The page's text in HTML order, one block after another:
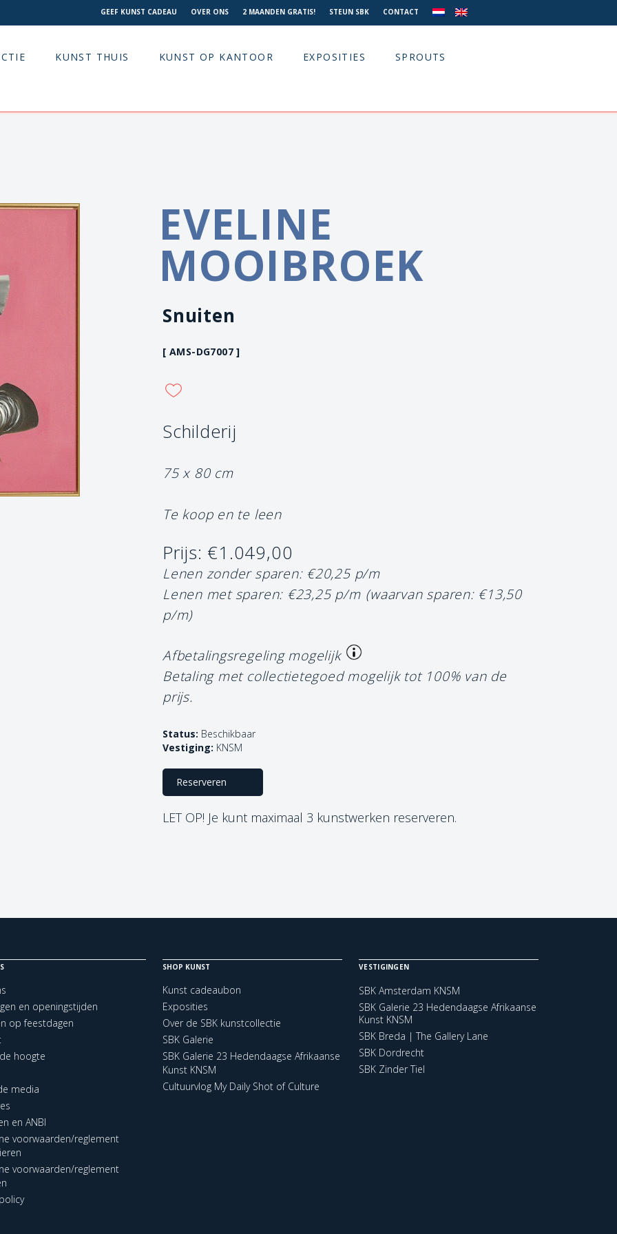
GEEF KUNST CADEAU OVER ONS 2 MAANDEN GRATIS! STEUN SBK CONTACT
KUNST THUIS KUNST OP KANTOOR EXPOSITIES SPROUTS
EVELINE
MOOIBROEK
Snuiten
[ AMS-DG7007 ]
Schilderij
75 x 80 cm
Te koop en te leen
Prijs: €1.049,00
Lenen zonder sparen: €20,25 p/m
Lenen met sparen: €23,25 p/m (waarvan sparen: €13,50
p/m)
Afbetalingsregeling mogelijk
Betaling met collectietegoed mogelijk tot 100% van de
prijs.
Status: Beschikbaar
Vestiging: KNSM
Reserveren
LET OP! Je kunt maximaal 3 kunstwerken reserveren.
en openingstijden
op feestdagen
hoogte
media
en ANBI
voorwaarden/reglement
voorwaarden/reglement
SHOP KUNST
Kunst cadeaubon
Exposities
Over de SBK kunstcollectie
SBK Galerie
SBK Galerie 23 Hedendaagse Afrikaanse
Kunst KNSM
Cultuurvlog My Daily Shot of Culture
VESTIGINGEN
SBK Amsterdam KNSM
SBK Galerie 23 Hedendaagse Afrikaanse
Kunst KNSM
SBK Breda | The Gallery Lane
SBK Dordrecht
SBK Zinder Tiel